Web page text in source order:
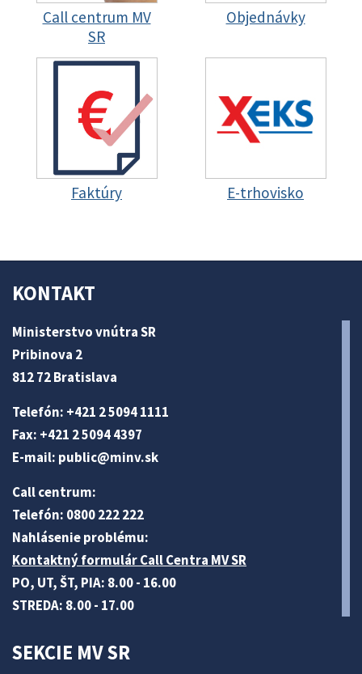
Call centrum MV
SR
Objednávky
Faktúry E-trhovisko
KONTAKT
Ministerstvo vnútra SR
Pribinova 2
812 72 Bratislava
Telefón: +421 2 5094 1111
Fax: +421 2 5094 4397
E-mail: public@minv.sk
Call centrum:
Telefón: 0800 222 222
Nahlásenie problému:
Kontaktný formulár Call Centra MV SR
PO, UT, ŠT, PIA: 8.00 - 16.00
STREDA: 8.00 - 17.00
SEKCIE MV SR